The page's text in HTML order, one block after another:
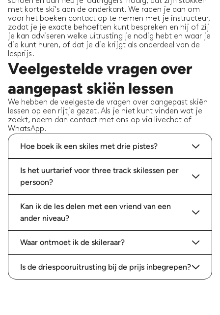
met korte ski's aan de onderkant. We raden je aan om
voor het boeken contact op te nemen met je instructeur,
zodat je je exacte behoeften kunt bespreken en hij of zij
je kan adviseren welke uitrusting je nodig hebt en waar je
die kunt huren, of dat je die krijgt als onderdeel van de
lesprijs.
Veelgestelde vragen over
aangepast skiën lessen
We hebben de veelgestelde vragen over aangepast skiën
lessen op een rijtje gezet. Als je niet kunt vinden wat je
zoekt, neem dan contact met ons op via livechat of
WhatsApp.
Hoe boek ik een skiles met drie pistes?
Is het uurtarief voor three track skilessen per
persoon?
Kan ik de les delen met een vriend van een
ander niveau?
Waar ontmoet ik de skileraar?
Is de driespooruitrusting bij de prijs inbegrepen?